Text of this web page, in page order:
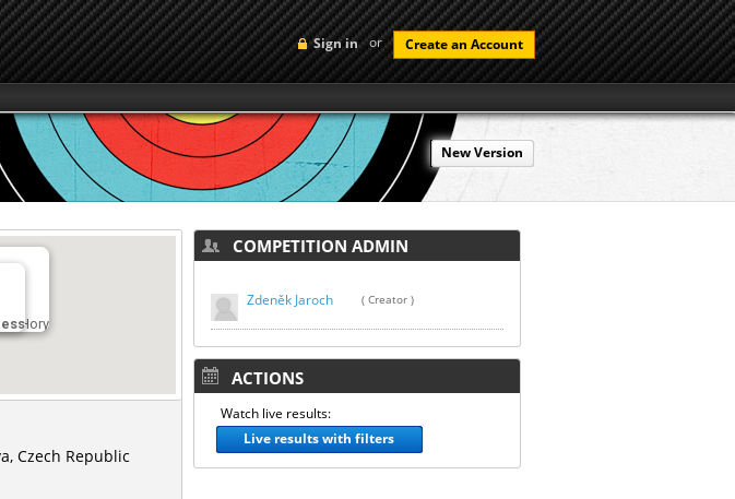
Sign in or Create an Account
New Version
Hory
Czech Republic
COMPETITION ADMIN
Zdeněk Jaroch ( Creator )
ACTIONS
Watch live results:
Live results with filters